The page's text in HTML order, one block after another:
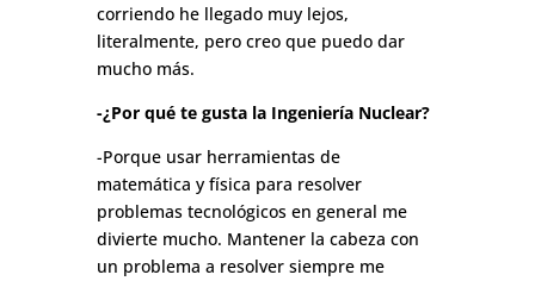
corriendo he llegado muy lejos,
literalmente, pero creo que puedo dar
mucho más.
-¿Por qué te gusta la Ingeniería Nuclear?
-Porque usar herramientas de
matemática y física para resolver
problemas tecnológicos en general me
divierte mucho. Mantener la cabeza con
un problema a resolver siempre me